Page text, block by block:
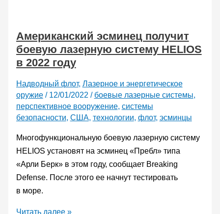
этом
году
получат
машину
Stryker
с
мощностью
50
киловатт
Американский эсминец получит
боевую лазерную систему HELIOS
в 2022 году
Надводный флот, Лазерное и энергетическое
оружие/ 12/01/2022 / боевые лазерные системы,
перспективное вооружение, системы
безопасности, США, технологии, флот, эсминцы
Многофункциональную боевую лазерную систему
HELIOS установят на эсминец «Пребл» типа
«Арли Берк» в этом году, сообщает Breaking
Defense. После этого ее начнут тестировать
в море.
Американский
Читать далее »